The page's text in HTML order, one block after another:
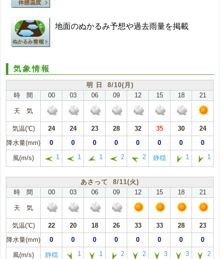
地面のぬかるみ予想や過去雨量を掲載
気象情報
明 日 8/10(月)
時 間
00 03 06 09 12 15 18 21
天 気
気温(℃) 24 24 23 28 32 35 30
24
降水量(mm)
0 0 0 0 0 0 0 0
風(m/s) 1 1 1 2 2 静穏 1 1
あさって 8/11(火)
時 間
00 03 06 09 12 15 18 21
天 気
気温(℃) 22 20 18 26 33 33 28
23
降水量(mm)
0 0 0 0 0 0 0 0
風(m/s) 静穏 1 1 2 2 3 3 2